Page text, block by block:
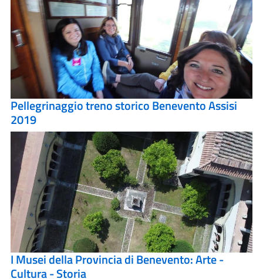
Pellegrinaggio treno storico Benevento Assisi
2019
I Musei della Provincia di Benevento: Arte -
Cultura - Storia